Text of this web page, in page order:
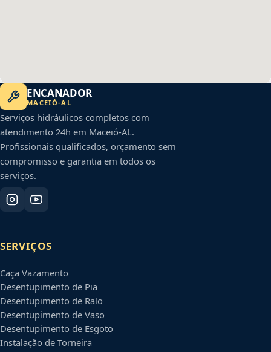
ENCANADOR
MACEIÓ-AL
Serviços hidráulicos completos com
atendimento 24h em Maceió-AL.
Profissionais qualificados, orçamento sem
compromisso e garantia em todos os
serviços.
SERVIÇOS
Caça Vazamento
Desentupimento de Pia
Desentupimento de Ralo
Desentupimento de Vaso
Desentupimento de Esgoto
Instalação de Torneira